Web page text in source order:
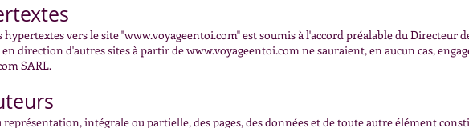
vers le site "www.voyageentoi.com" est soumis à l'accord préalable du Directeur
direction d'autres sites à partir dewww.voyageentoi.comne sauraient, en aucun cas,
SARL.
intégrale ou partielle, des pages, des données et de toute autre élément